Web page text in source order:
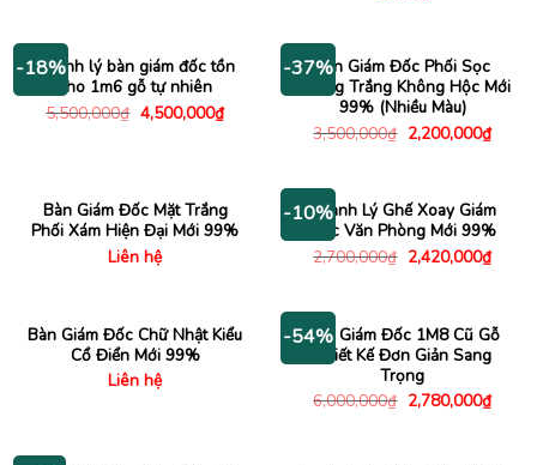
-18%
Thanh lý bàn giám đốc tồn
kho 1m6 gỗ tự nhiên
5,500,000₫ Giá
gốc
4,500,000₫Giá
hiện
-37%Bàn Giám Đốc Phối Sọc
Ngang Trắng Không Hộc Mới
99% (Nhiều Màu)
3,500,000₫ Giá
gốc
2,200,000₫Giá
hiện
Bàn Giám Đốc Mặt Trắng
Phối Xám Hiện Đại Mới 99%
Liên hệ
-10%Thanh Lý Ghế Xoay Giám
Đốc Văn Phòng Mới 99%
2,700,000₫ Giá
gốc
2,420,000₫Giá
hiện
Bàn Giám Đốc Chữ Nhật Kiểu
Cổ Điển Mới 99%
Liên hệ
-54%
Bàn Giám Đốc 1M8 Cũ Gỗ
Thiết Kế Đơn Giản Sang
Trọng
6,000,000₫ Giá
gốc
2,780,000₫Giá
hiện